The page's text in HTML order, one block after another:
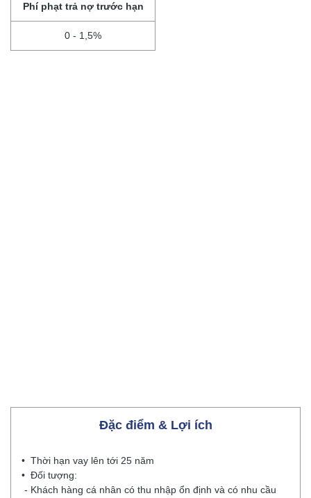
Phí phạt trả nợ trước hạn
0 - 1,5%
Đặc điểm & Lợi ích
• Thời hạn vay lên tới 25 năm
• Đối tượng:
- Khách hàng cá nhân có thu nhập ổn định và có nhu cầu